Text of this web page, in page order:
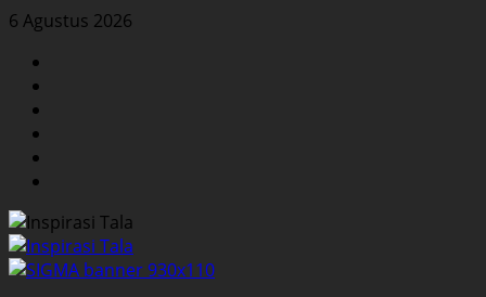
Skip
content
6 Agustus 2026